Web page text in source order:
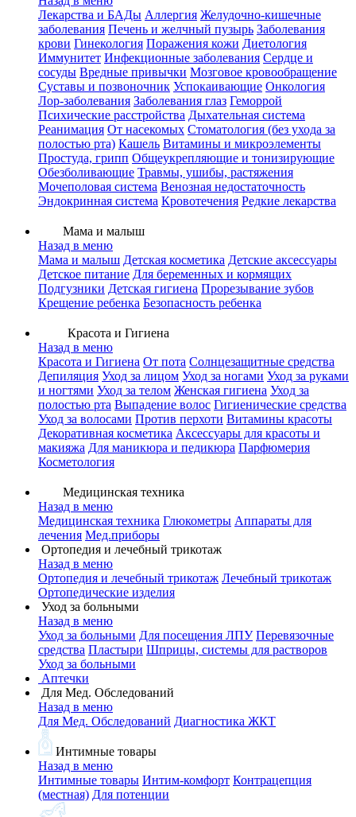
Лекарства и БАДы Аллергия Желудочно-кишечные
заболевания Печень и желчный пузырь Заболевания
крови Гинекология Поражения кожи Диетология
Иммунитет Инфекционные заболевания Сердце и
сосуды Вредные привычки Мозговое кровообращение
Суставы и позвоночник Успокаивающие Онкология
Лор-заболевания Заболевания глаз Геморрой
Психические расстройства Дыхательная система
Реанимация От насекомых Стоматология (без ухода за
полостью рта) Кашель Витамины и микроэлементы
Простуда, грипп Общеукрепляющие и тонизирующие
Обезболивающие Травмы, ушибы, растяжения
Мочеполовая система Венозная недостаточность
Эндокринная система Кровотечения Редкие лекарства
Мама и малыш
Назад в меню
Мама и малыш Детская косметика Детские аксессуары
Детское питание Для беременных и кормящих
Подгузники Детская гигиена Прорезывание зубов
Крещение ребенка Безопасность ребенка
Красота и Гигиена
Назад в меню
Красота и Гигиена От пота Солнцезащитные средства
Депиляция Уход за лицом Уход за ногами Уход за руками
и ногтями Уход за телом Женская гигиена Уход за
полостью рта Выпадение волос Гигиенические средства
Уход за волосами Против перхоти Витамины красоты
Декоративная косметика Аксессуары для красоты и
макияжа Для маникюра и педикюра Парфюмерия
Косметология
Медицинская техника
Назад в меню
Медицинская техника Глюкометры Аппараты для
лечения Мед.приборы
Ортопедия и лечебный трикотаж
Назад в меню
Ортопедия и лечебный трикотаж Лечебный трикотаж
Ортопедические изделия
Уход за больными
Назад в меню
Уход за больными Для посещения ЛПУ Перевязочные
средства Пластыри Шприцы, системы для растворов
Уход за больными
Аптечки
Для Мед. Обследований
Назад в меню
Для Мед. Обследований Диагностика ЖКТ
Интимные товары
Назад в меню
Интимные товары Интим-комфорт Контрацепция
(местная) Для потенции